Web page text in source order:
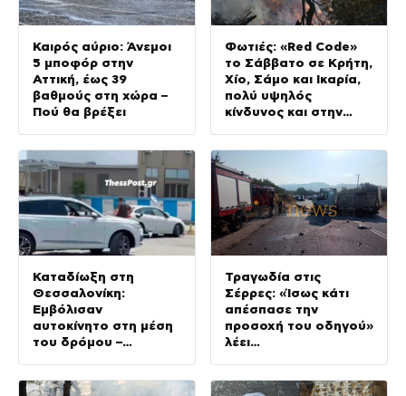
Καιρός αύριο: Άνεμοι
5 μποφόρ στην
Αττική, έως 39
βαθμούς στη χώρα –
Πού θα βρέξει
Φωτιές: «Red Code»
το Σάββατο σε Κρήτη,
Χίο, Σάμο και Ικαρία,
πολύ υψηλός
κίνδυνος και στην
Καταδίωξη στη
Θεσσαλονίκη:
Εμβόλισαν
αυτοκίνητο στη μέση
του δρόμου –
«μην κάνεις μ@@@»
Τραγωδία στις
Σέρρες: «Ίσως κάτι
απέσπασε την
προσοχή του οδηγού»
λέει